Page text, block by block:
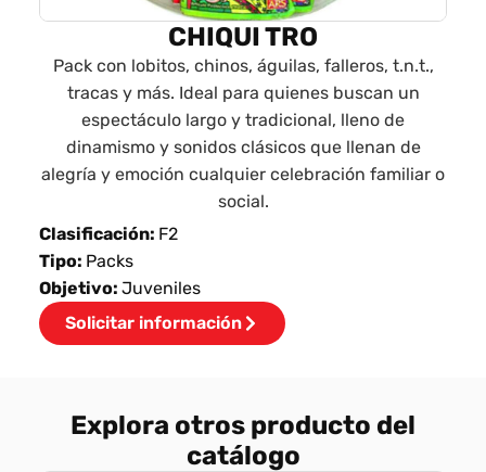
CHIQUI TRO
Pack con lobitos, chinos, águilas, falleros, t.n.t.,
tracas y más. Ideal para quienes buscan un
espectáculo largo y tradicional, lleno de
dinamismo y sonidos clásicos que llenan de
alegría y emoción cualquier celebración familiar o
social.
Clasificación: F2
Tipo: Packs
Objetivo: Juveniles
Solicitar información
Explora otros producto del
catálogo